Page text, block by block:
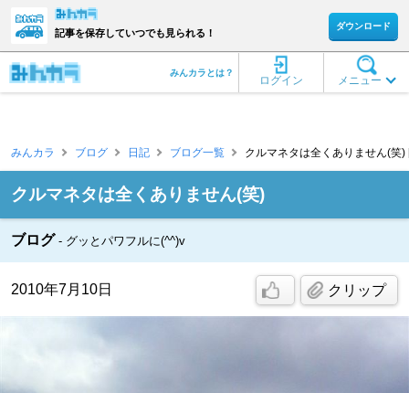
記事を保存していつでも見られる！
ダウンロード
メニュー
ログイン
みんカラとは？
みんカラ ブログ 日記 ブログ一覧 クルマネタは全くありません(笑)
クルマネタは全くありません(笑)
ブログ グッとパワフルに(^^)v
2010年7月10日 クリップ